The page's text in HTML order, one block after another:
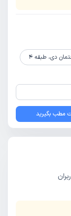
مطب بگیرید